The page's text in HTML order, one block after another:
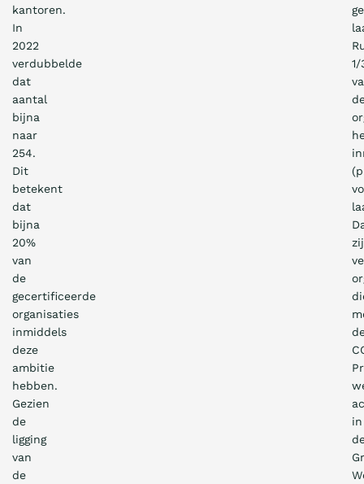
kantoren.
In
2022
verdubbelde
dat
aantal
bijna
naar
254.
Dit
betekent
dat
bijna
20%
van
de
gecertificeerde
organisaties
inmiddels
deze
ambitie
hebben.
Gezien
de
ligging
van
de
1/
in